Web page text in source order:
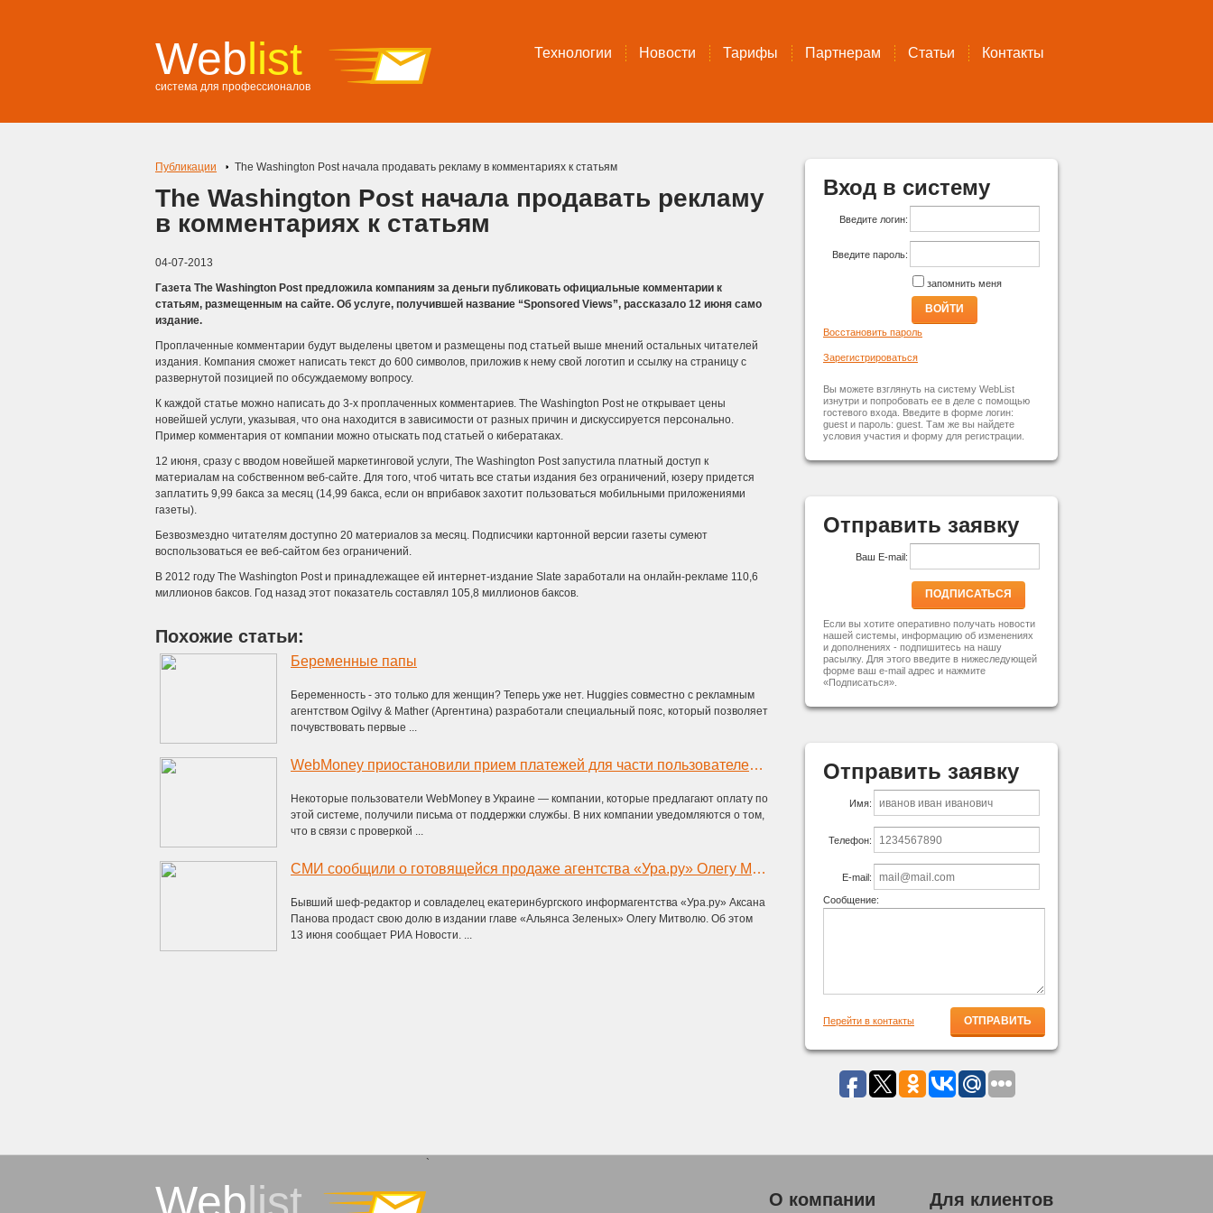
Weblist
система для профессионалов
Технологии Новости Тарифы Партнерам Статьи Контакты
Публикации The Washington Post начала продавать рекламу в комментариях к статьям
The Washington Post начала продавать рекламу
в комментариях к статьям
04-07-2013
Газета The Washington Post предложила компаниям за деньги публиковать официальные комментарии к
статьям, размещенным на сайте. Об услуге, получившей название “Sponsored Views”, рассказало 12 июня само
издание.
Проплаченные комментарии будут выделены цветом и размещены под статьей выше мнений остальных читателей
издания. Компания сможет написать текст до 600 символов, приложив к нему свой логотип и ссылку на страницу с
развернутой позицией по обсуждаемому вопросу.
К каждой статье можно написать до 3-х проплаченных комментариев. The Washington Post не открывает цены
новейшей услуги, указывая, что она находится в зависимости от разных причин и дискуссируется персонально.
Пример комментария от компании можно отыскать под статьей о кибератаках.
12 июня, сразу с вводом новейшей маркетинговой услуги, The Washington Post запустила платный доступ к
материалам на собственном веб-сайте. Для того, чтоб читать все статьи издания без ограничений, юзеру придется
заплатить 9,99 бакса за месяц (14,99 бакса, если он вприбавок захотит пользоваться мобильными приложениями
газеты).
Безвозмездно читателям доступно 20 материалов за месяц. Подписчики картонной версии газеты сумеют
воспользоваться ее веб-сайтом без ограничений.
В 2012 году The Washington Post и принадлежащее ей интернет-издание Slate заработали на онлайн-рекламе 110,6
миллионов баксов. Год назад этот показатель составлял 105,8 миллионов баксов.
Похожие статьи:
Беременные папы
Беременность - это только для женщин? Теперь уже нет. Huggies совместно с рекламным
агентством Ogilvy & Mather (Аргентина) разработали специальный пояс, который позволяет
почувствовать первые ...
WebMoney приостановили прием платежей для части пользователей в Украине из-за проверки
Некоторые пользователи WebMoney в Украине — компании, которые предлагают оплату по
этой системе, получили письма от поддержки службы. В них компании уведомляются о том,
что в связи с проверкой ...
СМИ сообщили о готовящейся продаже агентства «Ура.ру» Олегу Митволю
Бывший шеф-редактор и совладелец екатеринбургского информагентства «Ура.ру» Аксана
Панова продаст свою долю в издании главе «Альянса Зеленых» Олегу Митволю. Об этом
13 июня сообщает РИА Новости. ...
Вход в систему
Введите логин:
Введите пароль:
запомнить меня
ВОЙТИ
Восстановить пароль
Зарегистрироваться
Вы можете взглянуть на систему WebList
изнутри и попробовать ее в деле с помощью
гостевого входа. Введите в форме логин:
guest и пароль: guest. Там же вы найдете
условия участия и форму для регистрации.
Отправить заявку
Ваш E-mail:
ПОДПИСАТЬСЯ
Если вы хотите оперативно получать новости
нашей системы, информацию об изменениях
и дополнениях - подпишитесь на нашу
расылку. Для этого введите в нижеследующей
форме ваш e-mail адрес и нажмите
«Подписаться».
Отправить заявку
Имя:
Телефон:
E-mail:
Сообщение:
Перейти в контакты
Weblist
`
О компании Для клиентов